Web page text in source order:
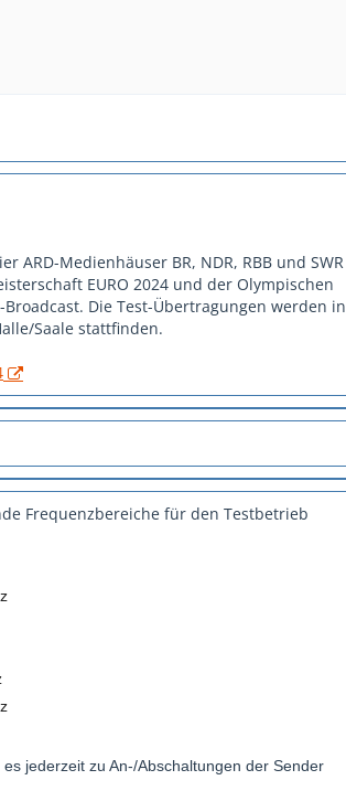
ARD-Medienhäuser BR, NDR, RBB und SWR
EURO 2024 und der Olympischen
Die Test-Übertragungen werden in
Saale stattfinden.
Frequenzbereiche für den Testbetrieb
jederzeit zu An-/Abschaltungen der Sender